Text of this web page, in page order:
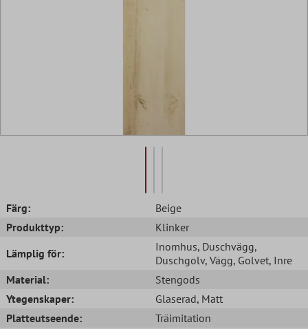
Färg:
Beige
Produkttyp:
Klinker
Lämplig för:
Inomhus, Duschvägg,
Duschgolv, Vägg, Golvet, Inre
Material:
Stengods
Ytegenskaper:
Glaserad, Matt
Platteutseende:
Träimitation